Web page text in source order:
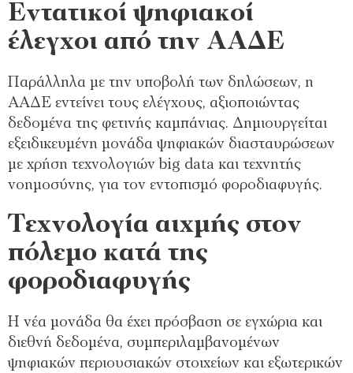
Εντατικοί ψηφιακοί
έλεγχοι από την ΑΑΔΕ
Παράλληλα με την υποβολή των δηλώσεων, η
ΑΑΔΕ εντείνει τους ελέγχους, αξιοποιώντας
δεδομένα της φετινής καμπάνιας. Δημιουργείται
εξειδικευμένη μονάδα ψηφιακών διασταυρώσεων
με χρήση τεχνολογιών big data και τεχνητής
νοημοσύνης, για τον εντοπισμό φοροδιαφυγής.
Τεχνολογία αιχμής στον
πόλεμο κατά της
φοροδιαφυγής
Η νέα μονάδα θα έχει πρόσβαση σε εγχώρια και
διεθνή δεδομένα, συμπεριλαμβανομένων
ψηφιακών περιουσιακών στοιχείων και εξωτερικών